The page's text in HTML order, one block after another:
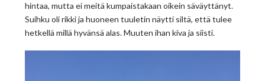
hintaa, mutta ei meitä kumpaistakaan oikein säväyttänyt.
Suihku oli rikki ja huoneen tuuletin näytti siltä, että tulee
hetkellä millä hyvänsä alas. Muuten ihan kiva ja siisti.